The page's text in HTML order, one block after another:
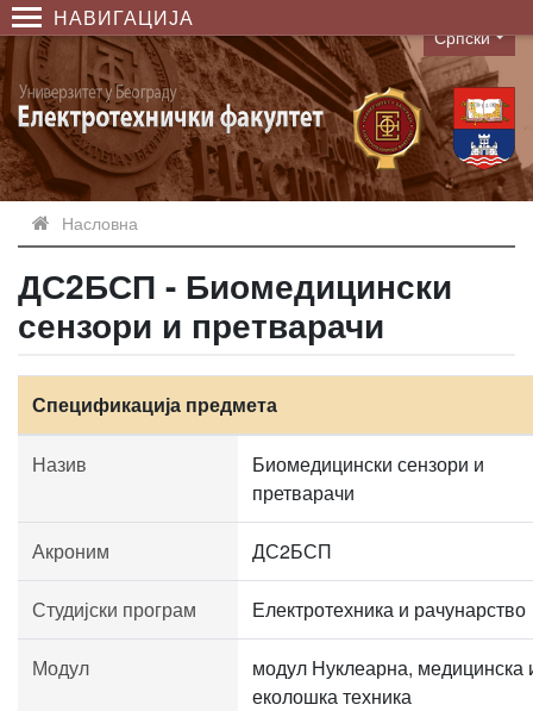
НАВИГАЦИЈА
Language
Српски
Насловна
ДС2БСП - Биомедицински
сензори и претварачи
Спецификација предмета
Назив
Биомедицински сензори и
претварачи
Акроним ДС2БСП
Студијски програм Електротехника и рачунарство
Модул
модул Нуклеарна, медицинска
еколошка техника